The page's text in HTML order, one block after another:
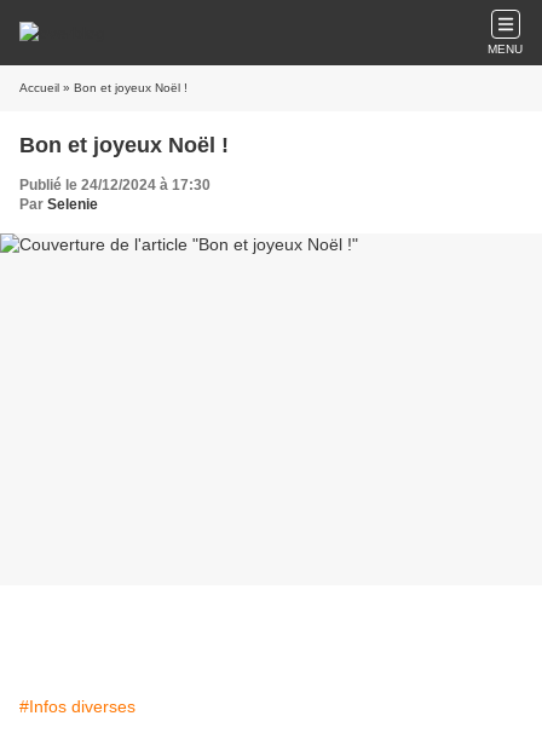
MENU
Accueil » Bon et joyeux Noël !
Bon et joyeux Noël !
Publié le 24/12/2024 à 17:30
Par Selenie
#Infos diverses